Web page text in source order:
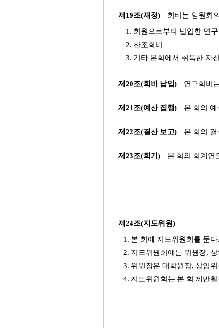
제19조(재정) 회비는 임원회
1. 회원으로부터 납입한 연
2. 찬조회비
3. 기타 본회에서 취득한 자
제20조(회비 납입) 연구회비
제21조(예산 집행) 본 회의
제22조(결산 보고) 본 회의
제23조(회기) 본 회의 회계연
제24조(지도위원)
1. 본 회에 지도위원회를 둔다.
2. 지도위원회에는 위원장,
3. 위원장은 대학원장, 상임
4. 지도위원회는 본 회 제반